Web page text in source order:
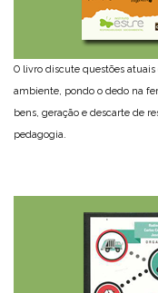
O livro discute questões
ambiente, pondo o dedo na
bens, geração e descarte de
pedagogia.